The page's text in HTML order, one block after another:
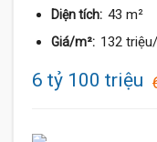
Diện tích: 43 m²
Giá/m²: 132
6 tỷ 100 triệu